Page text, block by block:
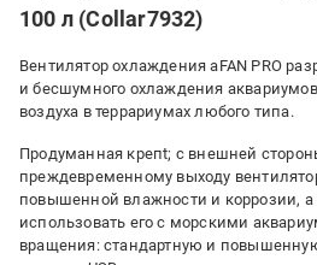
100 л (Collar7932)
Вентилятор охлаждения aFAN PRO
и бесшумного охлаждения
воздуха в террариумах любого типа.
Продуманная крепt; с внешней
преждевременному выходу
повышенной влажности и коррозии, а
использовать его с морскими
вращения: стандартную и